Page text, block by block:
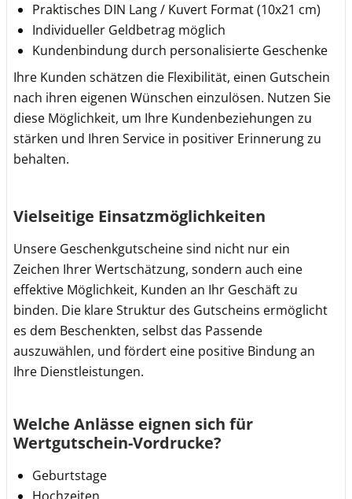
Praktisches DIN Lang / Kuvert Format (10x21 cm)
Individueller Geldbetrag möglich
Kundenbindung durch personalisierte Geschenke
Ihre Kunden schätzen die Flexibilität, einen Gutschein
nach ihren eigenen Wünschen einzulösen. Nutzen Sie
diese Möglichkeit, um Ihre Kundenbeziehungen zu
stärken und Ihren Service in positiver Erinnerung zu
behalten.
Vielseitige Einsatzmöglichkeiten
Unsere Geschenkgutscheine sind nicht nur ein
Zeichen Ihrer Wertschätzung, sondern auch eine
effektive Möglichkeit, Kunden an Ihr Geschäft zu
binden. Die klare Struktur des Gutscheins ermöglicht
es dem Beschenkten, selbst das Passende
auszuwählen, und fördert eine positive Bindung an
Ihre Dienstleistungen.
Welche Anlässe eignen sich für
Wertgutschein-Vordrucke?
Geburtstage